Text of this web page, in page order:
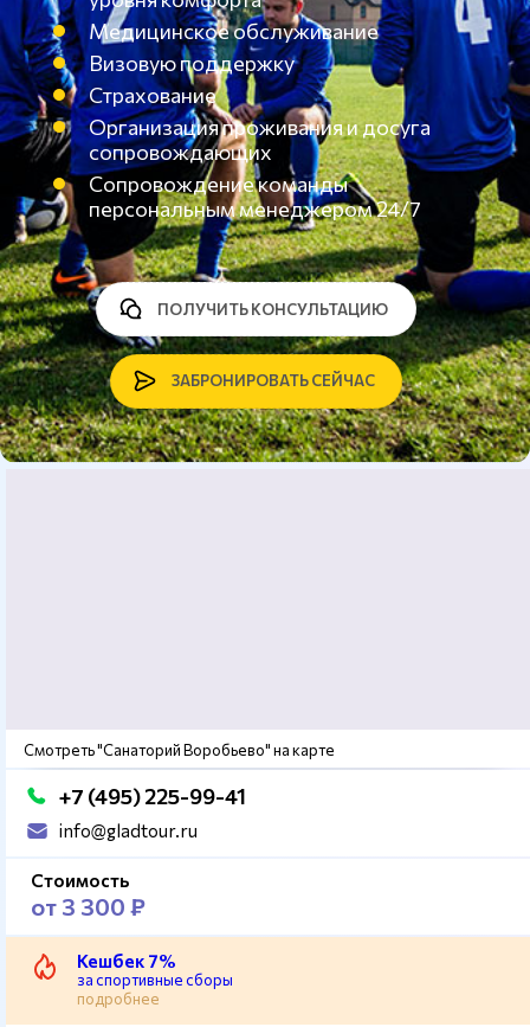
Медицинское обслуживание
Визовую поддержку
Страхование
Организация проживания и досуга
сопровождающих
Сопровождение команды
персональным менеджером 24/7
ЗАБРОНИРОВАТЬ СЕЙЧАС
ПОЛУЧИТЬ КОНСУЛЬТАЦИЮ
Смотреть "Санаторий Воробьево" на карте
+7 (495) 225-99-41
info@gladtour.ru
Стоимость
от 3 300 ₽
Кешбек 7%
за спортивные сборы
подробнее